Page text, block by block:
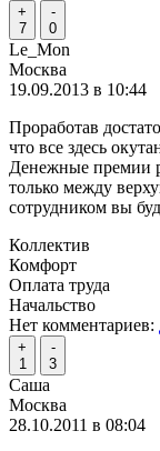
+
7
-
0
Le_Mon
Москва
19.09.2013 в 10:44
Проработав
что все здесь
Денежные премии
только между
сотрудником вы
Коллектив
Комфорт
Оплата труда
Начальство
Нет комментариев:
+
1
-
3
Саша
Москва
28.10.2011 в 08:04